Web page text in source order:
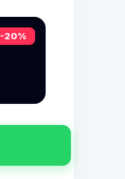
-20%